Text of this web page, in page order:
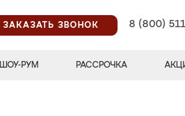
ЗАКАЗАТЬ ЗВОНОК
8 (800)
ШОУ-РУМ РАССРОЧКА